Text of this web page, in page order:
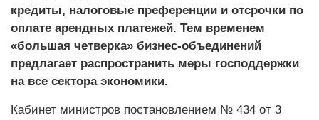
кредиты, налоговые преференции и отсрочки по
оплате арендных платежей. Тем временем
«большая четверка» бизнес-объединений
предлагает распространить меры господдержки
на все сектора экономики.
Кабинет министров постановлением № 434 от 3